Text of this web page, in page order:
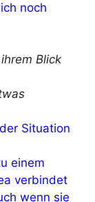
noch
Blick
Situation
einem
verbindet
wenn sie